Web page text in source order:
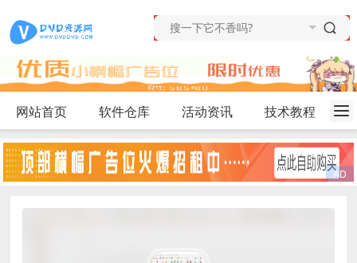
网站首页 软件仓库 活动资讯 技术教程